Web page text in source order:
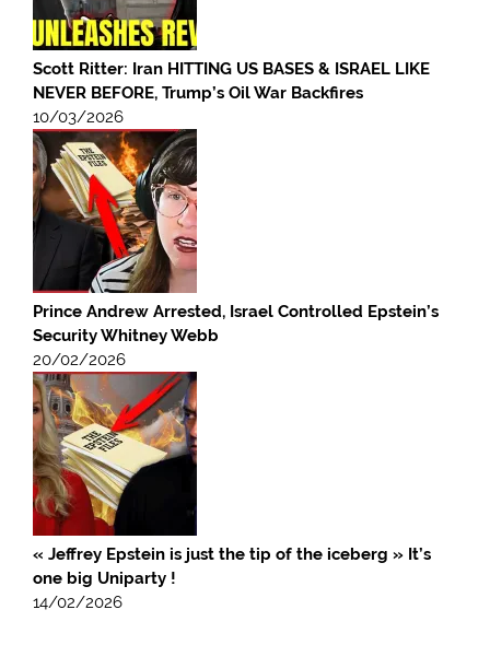
Scott Ritter: Iran HITTING US BASES & ISRAEL LIKE
NEVER BEFORE, Trump’s Oil War Backfires
10/03/2026
Prince Andrew Arrested, Israel Controlled Epstein’s
Security Whitney Webb
20/02/2026
« Jeffrey Epstein is just the tip of the iceberg » It’s
one big Uniparty !
14/02/2026